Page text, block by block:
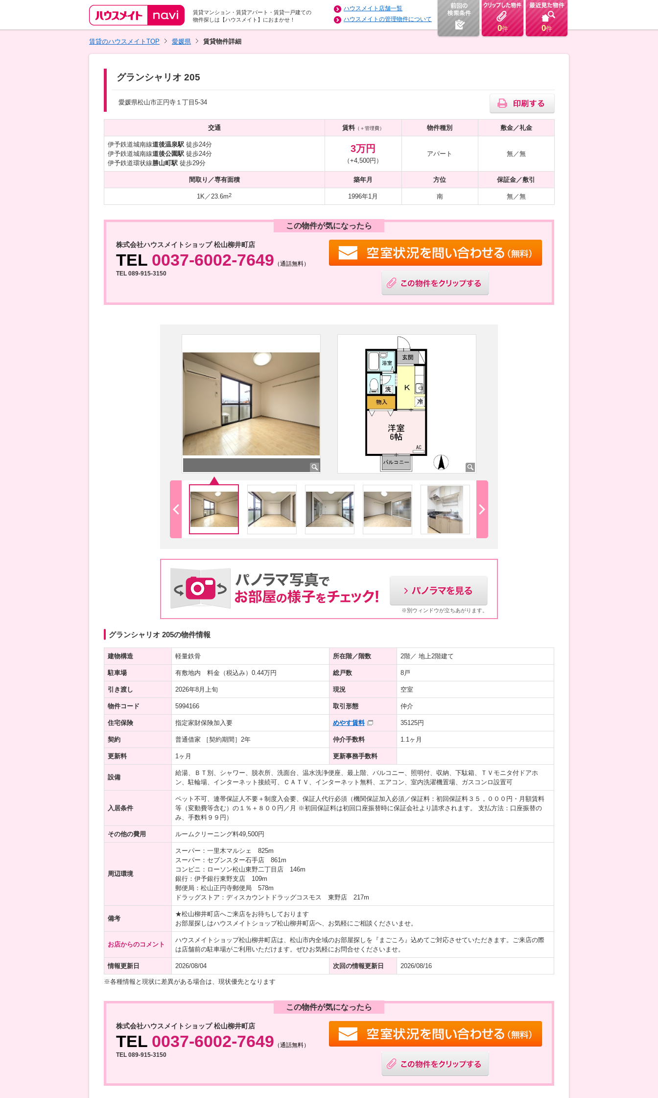
賃貸マンション・賃貸アパート・賃貸一戸建ての
物件探しは【ハウスメイト】におまかせ！
ハウスメイト店舗一覧
ハウスメイトの管理物件について
0件 0件
賃貸のハウスメイトTOP
愛媛県 賃貸物件詳細
グランシャリオ 205
愛媛県松山市正円寺１丁目5-34
交通 賃料（＋管理費） 物件種別 敷金／礼金
伊予鉄道城南線道後温泉駅徒歩24分
伊予鉄道城南線道後公園駅徒歩24分
伊予鉄道環状線勝山町駅徒歩29分
3万円
（+4,500円）
アパート 無／無
間取り／専有面積 築年月 方位 保証金／敷引
1K／23.6m2 1996年1月 南 無／無
この物件が気になったら
株式会社ハウスメイトショップ 松山柳井町店
TEL 0037-6002-7649 （通話無料）
TEL 089-915-3150
※別ウィンドウが立ちあがります。
グランシャリオ 205の物件情報
建物構造 軽量鉄骨 所在階／階数 2階／ 地上2階建て
駐車場 有敷地内 料金（税込み）0.44万円 総戸数 8戸
引き渡し 2026年8月上旬 現況 空室
物件コード 5994166 取引形態 仲介
住宅保険 指定家財保険加入要 めやす賃料 35125円
契約 普通借家 ［契約期間］2年 仲介手数料 1.1ヶ月
更新料 1ヶ月 更新事務手数料
設備
給湯、ＢＴ別、シャワー、脱衣所、洗面台、温水洗浄便座、最上階、バルコニー、照明付、収納、下駄箱、ＴＶモニタ付ドアホ
ン、駐輪場、インターネット接続可、ＣＡＴＶ、インターネット無料、エアコン、室内洗濯機置場、ガスコンロ設置可
入居条件
ペット不可、連帯保証人不要＋制度入会要、保証人代行必須（機関保証加入必須／保証料：初回保証料３５，０００円・月額賃料
等（変動費等含む）の１％＋８００円／月 ※初回保証料は初回口座振替時に保証会社より請求されます。 支払方法：口座振替の
み、手数料９９円）
その他の費用 ルームクリーニング料49,500円
周辺環境
スーパー：一里木マルシェ 825m
スーパー：セブンスター石手店 861m
コンビニ：ローソン松山東野二丁目店 146m
銀行：伊予銀行東野支店 109m
郵便局：松山正円寺郵便局 578m
ドラッグストア：ディスカウントドラッグコスモス 東野店 217m
備考
★松山柳井町店へご来店をお待ちしております
お部屋探しはハウスメイトショップ松山柳井町店へ、お気軽にご相談くださいませ。
お店からのコメント
ハウスメイトショップ松山柳井町店は、松山市内全域のお部屋探しを『まごころ』込めてご対応させていただきます。ご来店の際
は店舗前の駐車場がご利用いただけます。ぜひお気軽にお問合せくださいませ。
情報更新日 2026/08/04 次回の情報更新日 2026/08/16
※各種情報と現状に差異がある場合は、現状優先となります
この物件が気になったら
株式会社ハウスメイトショップ 松山柳井町店
TEL 0037-6002-7649 （通話無料）
TEL 089-915-3150